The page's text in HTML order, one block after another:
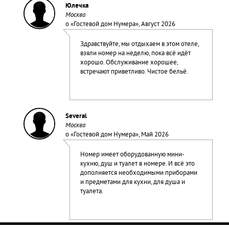
Юлечка
Москва
о «Гостевой дом Нумера», Август 2026
Здравствуйте, мы отдыхаем в этом отеле,
взяли номер на неделю, пока всё идёт
хорошо. Обслуживание хорошее,
встречают приветливо. Чистое бельё.
Several
Москва
о «Гостевой дом Нумера», Май 2026
Номер имеет оборудованную мини-
кухню, душ и туалет в номере. И всё это
дополняется необходимыми приборами
и предметами для кухни, для душа и
туалета.